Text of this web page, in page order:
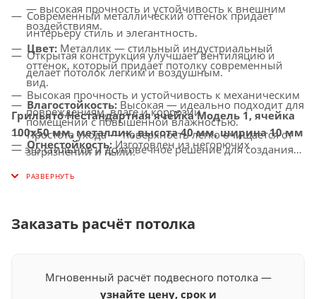
— высокая прочность и устойчивость к внешним
воздействиям.
Цвет: Металлик — стильный индустриальный
оттенок, который придает потолку современный
вид.
Влагостойкость: Высокая — идеально подходит для
помещений с повышенной влажностью.
Огнестойкость: Изготовлен из негорючих
материалов, соответствует современным стандартам
безопасности.
интегрируется с LED-светильниками и другими
осветительными системами.
Современный металлический оттенок придает
интерьеру стиль и элегантность.
Открытая конструкция улучшает вентиляцию и
делает потолок легким и воздушным.
Высокая прочность и устойчивость к механическим
повреждениям, влаге и коррозии.
Простота ухода — поверхность легко очищается от
загрязнений и пыли.
Универсальное применение — идеально подходит
Грильято Нестандартная ячейка Модель 1, ячейка
100х50 мм, металлик, высота 40 мм, ширина 10 мм
— это стильное и долговечное решение для создания
вашему интерьеру современный и индустриальный
Заказать расчёт потолка
Мгновенный расчёт подвесного потолка —
узнайте цену, срок и